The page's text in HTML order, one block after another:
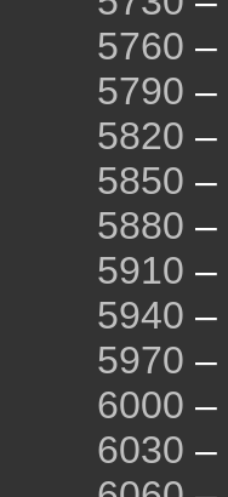
5760 –
5790 –
5820 –
5850 –
5880 –
5910 –
5940 –
5970 –
6000 –
6030 –